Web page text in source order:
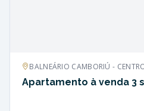
BALNEÁRIO CAMBORIÚ -
Apartamento à venda 3